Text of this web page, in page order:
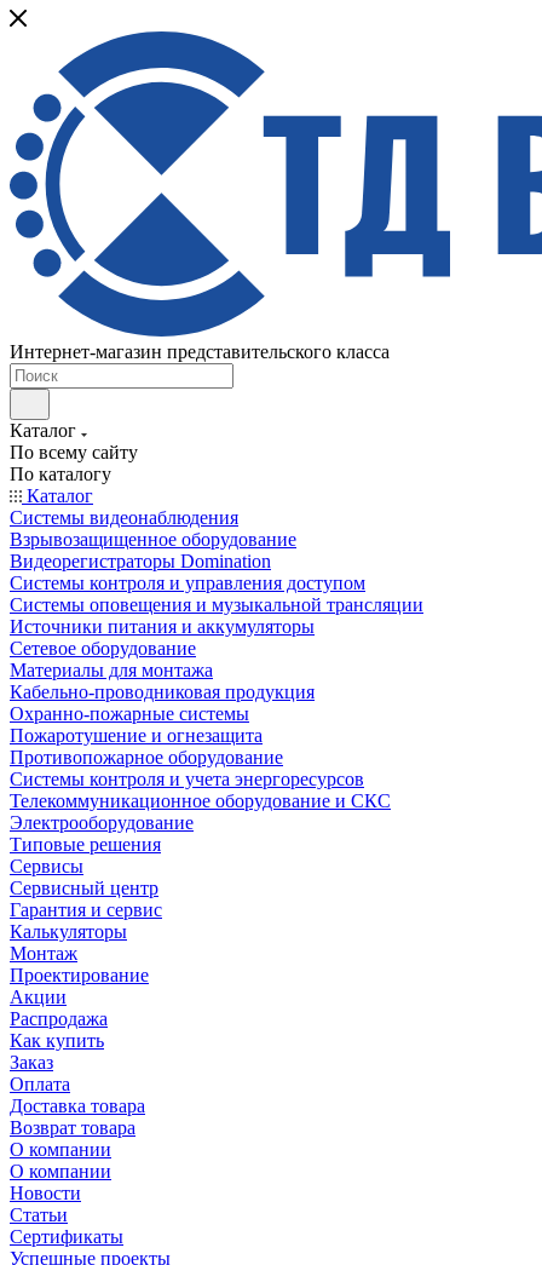
Интернет-магазин представительского класса
Каталог
По всему сайту
По каталогу
Каталог
Системы видеонаблюдения
Взрывозащищенное оборудование
Видеорегистраторы Domination
Системы контроля и управления доступом
Системы оповещения и музыкальной трансляции
Источники питания и аккумуляторы
Сетевое оборудование
Материалы для монтажа
Кабельно-проводниковая продукция
Охранно-пожарные системы
Пожаротушение и огнезащита
Противопожарное оборудование
Системы контроля и учета энергоресурсов
Телекоммуникационное оборудование и СКС
Электрооборудование
Типовые решения
Сервисы
Сервисный центр
Гарантия и сервис
Калькуляторы
Монтаж
Проектирование
Акции
Распродажа
Как купить
Заказ
Оплата
Доставка товара
Возврат товара
О компании
О компании
Новости
Статьи
Сертификаты
Успешные проекты